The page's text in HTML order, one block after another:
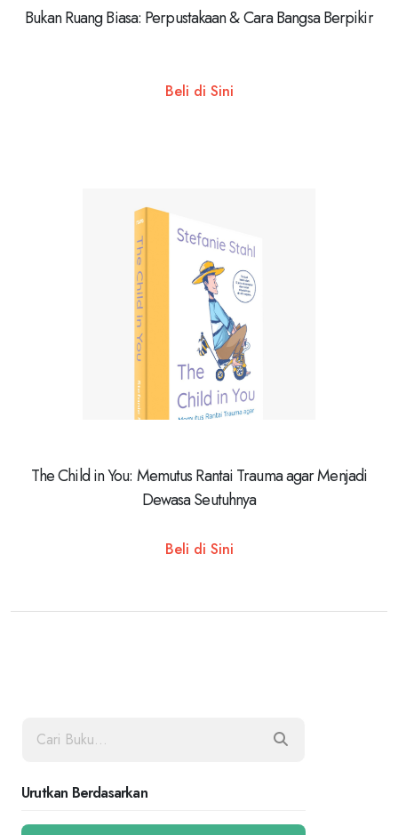
Bukan Ruang Biasa: Perpustakaan & Cara Bangsa Berpikir
Beli di Sini
The Child in You: Memutus Rantai Trauma agar Menjadi
Dewasa Seutuhnya
Beli di Sini
Urutkan Berdasarkan